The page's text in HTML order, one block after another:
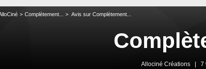
Complètement... Avis sur Complètement...
Allociné Créations 7